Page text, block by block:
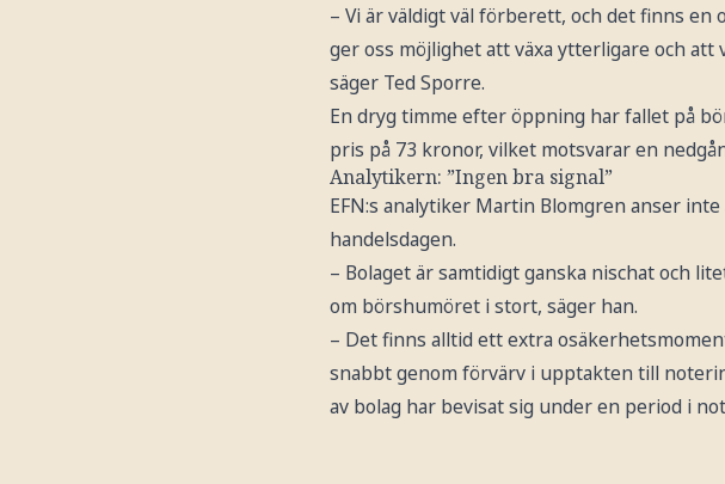
– Vi är väldigt väl förberett, och det finns
ger oss möjlighet att växa ytterligare och
säger Ted Sporre.
En dryg timme efter öppning har fallet på
pris på 73 kronor, vilket motsvarar en
Analytikern: ”Ingen bra signal”
EFN:s analytiker Martin Blomgren anser
handelsdagen.
– Bolaget är samtidigt ganska nischat och
om börshumöret i stort, säger han.
– Det finns alltid ett extra
snabbt genom förvärv i upptakten till
av bolag har bevisat sig under en period i